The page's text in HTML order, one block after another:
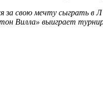
за свою мечту сыграть в
Вилла» выиграет